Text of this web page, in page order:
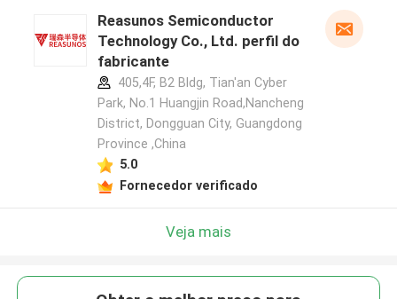
Reasunos Semiconductor
Technology Co., Ltd. perfil do
fabricante
405,4F, B2 Bldg, Tian'an Cyber
Park, No.1 Huangjin Road,Nancheng
District, Dongguan City, Guangdong
Province ,China
5.0
Fornecedor verificado
Veja mais